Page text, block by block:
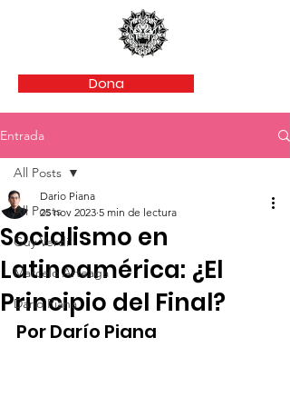
Dona
Entrada
All Posts
Guy Verdi
Marcelo Arteaga
Dario Piana
All Posts
Socialismo en
Latinoamérica: ¿El
Principio del Final?
Dario Piana
25 nov 2023 5 min de lectura
Por Darío Piana